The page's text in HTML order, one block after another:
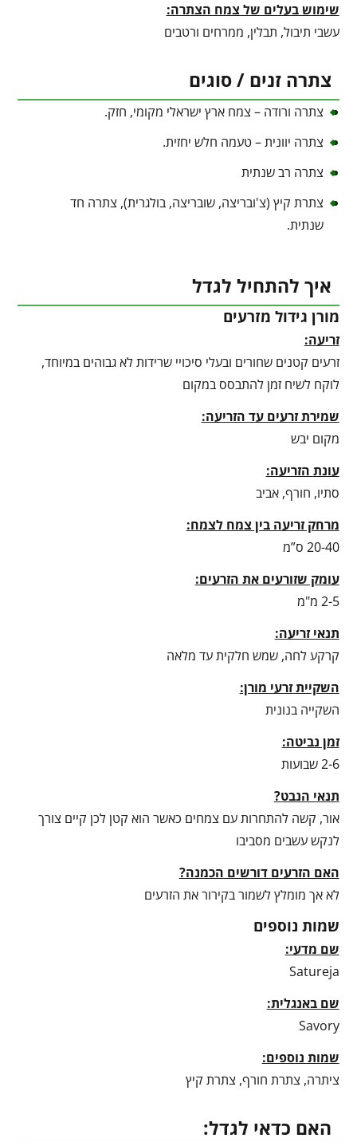
שימוש בעלים של צמח הצתרה:
עשבי תיבול, תבלין, ממרחים ורטבים
צתרה זנים / סוגים
צתרה ורודה – צמח ארץ ישראלי מקומי, חזק.
צתרה יוונית – טעמה חלש יחזית.
צתרה רב שנתית
צתרת קיץ (צ'ובריצה, שובריצה, בולגרית), צתרה חד
שנתית.
איך להתחיל לגדל
מורן גידול מזרעים
זריעה:
זרעים קטנים שחורים ובעלי סיכויי שרידות לא גבוהים במיוחד,
לוקח לשיח זמן להתבסס במקום
שמירת זרעים עד הזריעה:
מקום יבש
עונת הזריעה:
סתיו, חורף, אביב
מרחק זריעה בין צמח לצמח:
20-40 ס”מ
עומק שזורעים את הזרעים:
2-5 מ"מ
תנאי זריעה:
קרקע לחה, שמש חלקית עד מלאה
השקיית זרעי מורן:
השקייה בנונית
זמן נביטה:
2-6 שבועות
תנאי הנבט?
אור, קשה להתחרות עם צמחים כאשר הוא קטן לכן קיים צורך
לנקש עשבים מסביבו
האם הזרעים דורשים הכמנה?
לא אך מומלץ לשמור בקירור את הזרעים
שמות נוספים
שם מדעי:
Satureja
שם באנגלית:
Savory
שמות נוספים:
ציתרה, צתרת חורף, צתרת קיץ
האם כדאי לגדל: